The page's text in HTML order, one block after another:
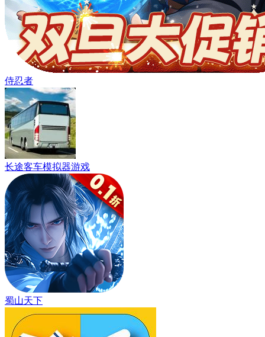
侍忍者
长途客车模拟器游戏
蜀山天下